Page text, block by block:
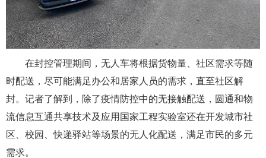
在封控管理期间，无人车将根据货物量、社区需求等随
时配送，尽可能满足办公和居家人员的需求，直至社区解
封。记者了解到，除了疫情防控中的无接触配送，圆通和物
流信息互通共享技术及应用国家工程实验室还在开发城市社
区、校园、快递驿站等场景的无人化配送，满足市民的多元
需求。